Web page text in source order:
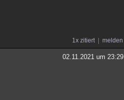
1x zitiert melden
02.11.2021 um 23:29